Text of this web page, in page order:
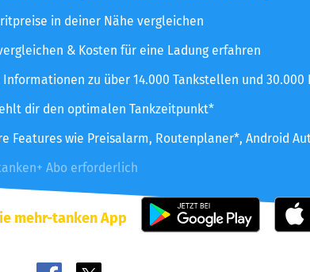
in deiner Nähe vergleichen
& Kosten für eine Ladung erfahren
zu über 14.000 Tankstellen und 30.000
dir den optimalen Tankzeitpunkt*
Features wie Preisalarm, Routenplaner*, Android
Abo erforderlich
mehr-tanken App